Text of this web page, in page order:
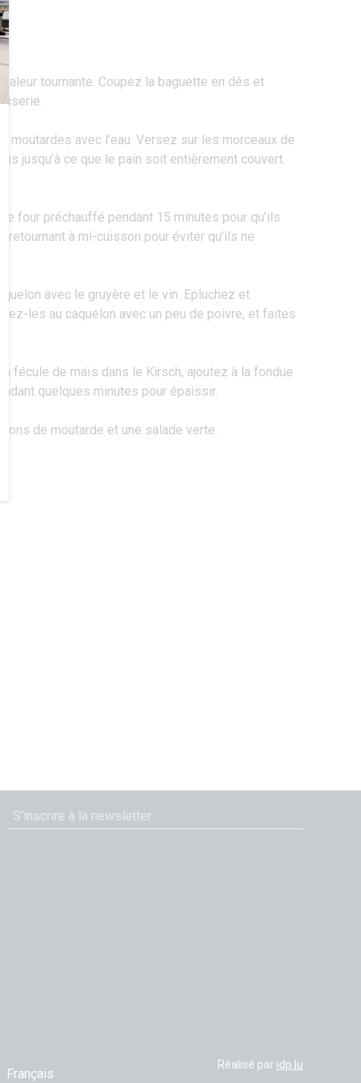
tournante. Coupez la baguette en dés et
moutardes avec l’eau. Versez sur les morceaux de
jusqu’à ce que le pain soit entièrement couvert.
four préchauffé pendant 15 minutes pour qu’ils
à mi-cuisson pour éviter qu’ils ne
avec le gruyère et le vin. Epluchez et
les au caquelon avec un peu de poivre, et faites
fécule de maïs dans le Kirsch, ajoutez à la fondue
quelques minutes pour épaissir.
de moutarde et une salade verte.
Français
Réalisé par idp.lu